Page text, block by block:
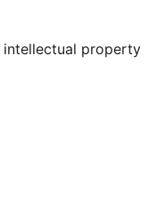
intellectual property